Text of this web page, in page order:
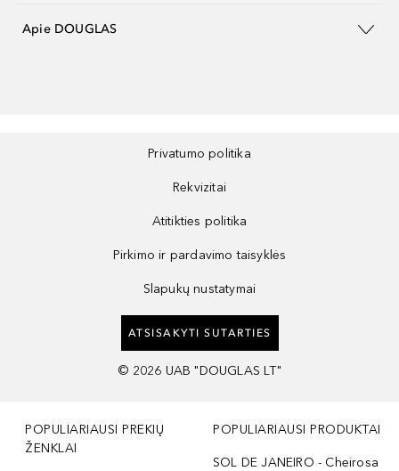
Apie DOUGLAS
Privatumo politika
Rekvizitai
Atitikties politika
Pirkimo ir pardavimo taisyklės
Slapukų nustatymai
ATSISAKYTI SUTARTIES
© 2026 UAB "DOUGLAS LT"
POPULIARIAUSI PREKIŲ
ŽENKLAI
POPULIARIAUSI PRODUKTAI
SOL DE JANEIRO - Cheirosa